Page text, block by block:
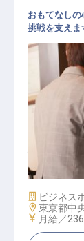
総合職
おもてなし
挑戦を支えま
施設業態
ビジネス
勤務地
東京都中
給与
月給／